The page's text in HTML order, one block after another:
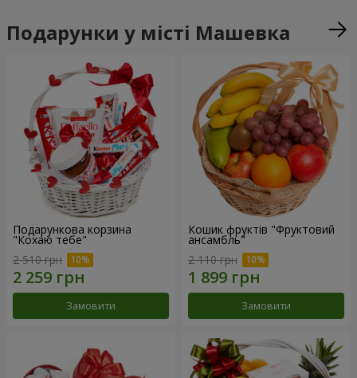
Подарунки у місті Машевка
Подарункова корзина
"Кохаю тебе"
2 510 грн
Замовити
Кошик фруктів "Фруктовий
ансамбль"
2 110 грн
Замовити